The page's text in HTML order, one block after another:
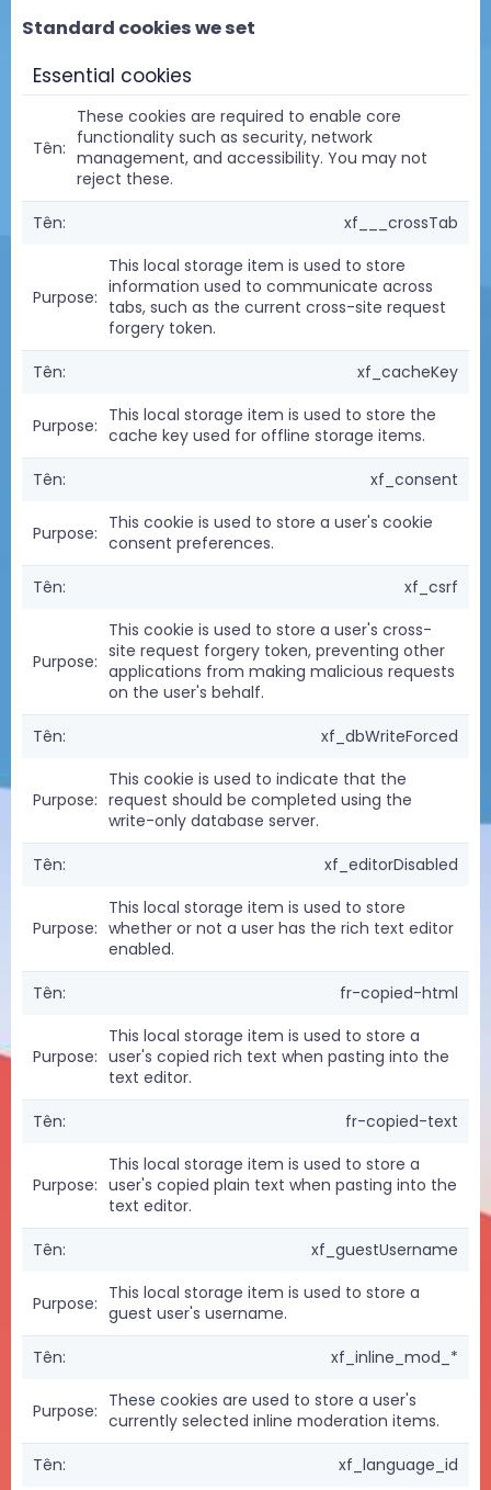
Standard cookies we set
Essential cookies
These cookies are required to enable core
functionality such as security, network
management, and accessibility. You may not
reject these.
xf___crossTab
This local storage item is used to store
information used to communicate across
tabs, such as the current cross-site request
forgery token.
xf_cacheKey
This local storage item is used to store the
cache key used for offline storage items.
xf_consent
This cookie is used to store a user's cookie
consent preferences.
xf_csrf
This cookie is used to store a user's cross-
site request forgery token, preventing other
applications from making malicious requests
on the user's behalf.
xf_dbWriteForced
This cookie is used to indicate that the
request should be completed using the
write-only database server.
xf_editorDisabled
This local storage item is used to store
whether or not a user has the rich text editor
enabled.
fr-copied-html
This local storage item is used to store a
user's copied rich text when pasting into the
text editor.
fr-copied-text
This local storage item is used to store a
user's copied plain text when pasting into the
text editor.
xf_guestUsername
This local storage item is used to store a
guest user's username.
xf_inline_mod_*
These cookies are used to store a user's
currently selected inline moderation items.
xf_language_id